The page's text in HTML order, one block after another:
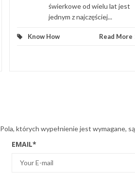
świerkowe od wielu lat jest
jednym z najczęściej...
Know How Read More
Pola, których wypełnienie jest wymagane,
EMAIL*